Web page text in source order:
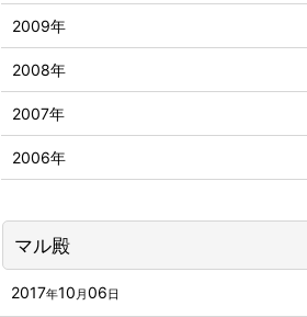
マル殿
2017年10 月 06 日
2009年
2008年
2007年
2006年